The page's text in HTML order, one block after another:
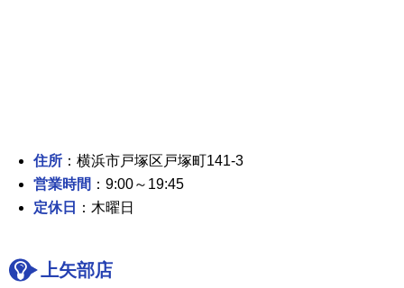
住所 ：横浜市戸塚区戸塚町141-3
営業時間 ：9:00～19:45
定休日
：木曜日
上矢部店